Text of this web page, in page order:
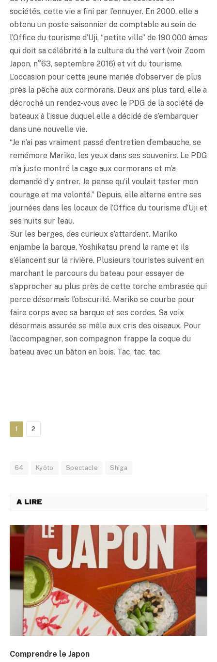
sociétés, cette vie a fini par l’ennuyer. En 2000, elle a
obtenu un poste saisonnier de comptable au sein de
l’Office du tourisme d’Uji, “petite ville” de 190 000 âmes
qui doit sa célébrité à la culture du thé vert (voir Zoom
Japon, n°63, septembre 2016) et vit du tourisme.
L’occasion pour cette jeune mariée d’observer de plus
près la pêche aux cormorans. Deux ans plus tard, elle a
décroché un rendez-vous avec le PDG de la société de
bateaux à l’issue duquel elle a décidé de s’embarquer
dans une nouvelle vie.
“Je n’ai pas vraiment passé d’entretien d’embauche, se
remémore Mariko, les yeux dans ses souvenirs. Le PDG
m’a juste montré la cage aux cormorans et m’a
demandé d’y entrer. Je pense qu’il voulait tester mon
courage et ma volonté.” Depuis, elle alterne entre ses
journées dans les locaux de l’Office du tourisme d’Uji et
ses nuits sur l’eau.
Sur les berges, des curieux s’attardent. Mariko
enjambe la barque, Yoshikatsu prend la rame et ils
s’élancent sur la rivière. Plusieurs touristes suivent en
marchant le parcours du bateau pour essayer de
s’approcher au plus près de cette torche embrasée qui
perce désormais l’obscurité. Mariko se courbe pour
faire corps avec sa barque et ses cordes. Sa voix
désormais assurée se mêle aux cris des oiseaux. Pour
l’accompagner, son compagnon frappe la coque du
bateau avec un bâton en bois. Tac, tac, tac.
1 2
64 Kyôto Spectacle Shiga
A LIRE
Comprendre le Japon